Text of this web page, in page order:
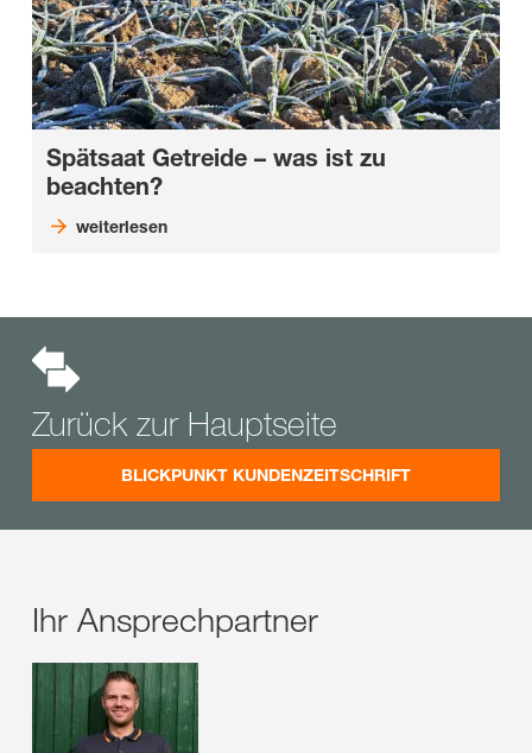
Spätsaat Getreide – was ist zu
beachten?
weiterlesen
Zurück zur Hauptseite
BLICKPUNKT KUNDENZEITSCHRIFT
Ihr Ansprechpartner